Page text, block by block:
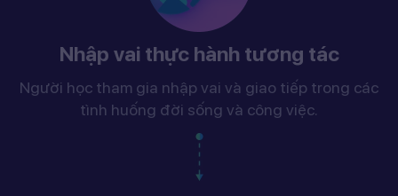
Nhập vai thực hành tương tác
Người học tham gia nhập vai và giao tiếp trong các
tình huống đời sống và công việc.